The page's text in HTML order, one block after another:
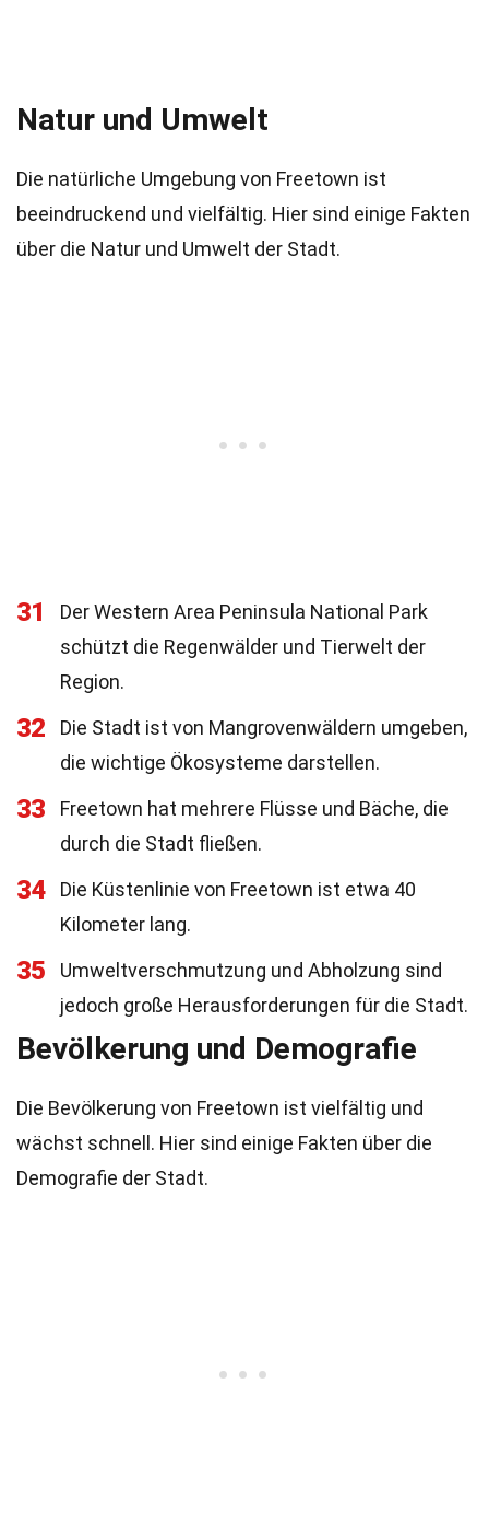
Natur und Umwelt
Die natürliche Umgebung von Freetown ist
beeindruckend und vielfältig. Hier sind einige Fakten
über die Natur und Umwelt der Stadt.
31
Der Western Area Peninsula National Park
schützt die Regenwälder und Tierwelt der
Region.
32
Die Stadt ist von Mangrovenwäldern umgeben,
die wichtige Ökosysteme darstellen.
33
Freetown hat mehrere Flüsse und Bäche, die
durch die Stadt fließen.
34
Die Küstenlinie von Freetown ist etwa 40
Kilometer lang.
35
Umweltverschmutzung und Abholzung sind
jedoch große Herausforderungen für die Stadt.
Bevölkerung und Demografie
Die Bevölkerung von Freetown ist vielfältig und
wächst schnell. Hier sind einige Fakten über die
Demografie der Stadt.